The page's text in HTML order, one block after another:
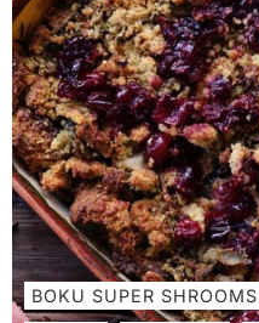
BOKU SUPER SHROOMS